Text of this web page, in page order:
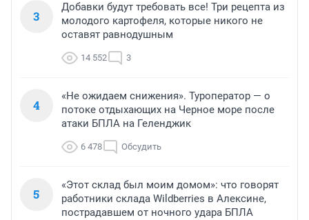
3
Добавки будут требовать все! Три рецепта из
молодого картофеля, которые никого не
оставят равнодушным
14 552 3
4
«Не ожидаем снижения». Туроператор — о
потоке отдыхающих на Черное море после
атаки БПЛА на Геленджик
6 478 Обсудить
5
«Этот склад был моим домом»: что говорят
работники склада Wildberries в Алексине,
пострадавшем от ночного удара БПЛА